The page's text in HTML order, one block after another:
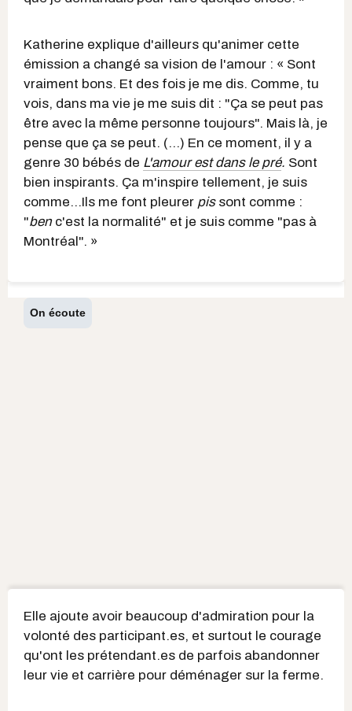
Katherine explique d'ailleurs qu'animer cette
émission a changé sa vision de l'amour : « Sont
vraiment bons. Et des fois je me dis. Comme, tu
vois, dans ma vie je me suis dit : "Ça se peut pas
être avec la même personne toujours". Mais là, je
pense que ça se peut. (...) En ce moment, il y a
genre 30 bébés de L'amour est dans le pré. Sont
bien inspirants. Ça m'inspire tellement, je suis
comme...Ils me font pleurer pis sont comme :
"benc'est la normalité" et je suis comme "pas à
Montréal". »
On écoute
Elle ajoute avoir beaucoup d'admiration pour la
volonté des participant.es, et surtout le courage
qu'ont les prétendant.es de parfois abandonner
leur vie et carrière pour déménager sur la ferme.